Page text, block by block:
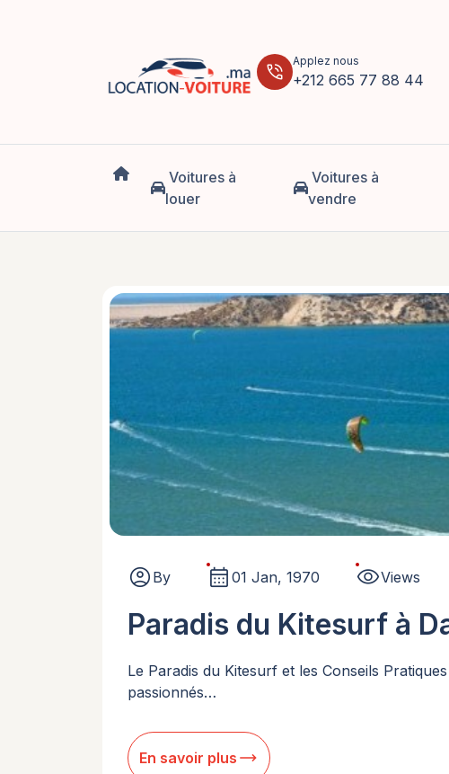
phone_in_talk Applez nous
+212 665 77 88 44
Voitures à
louer
Voitures à
vendre
account_circle By calendar_month 01 Jan, 1970 visibilityViews
Paradis du Kitesurf à
Le Paradis du Kitesurf et les Conseils
passionnés…
En savoir plus trending_flat